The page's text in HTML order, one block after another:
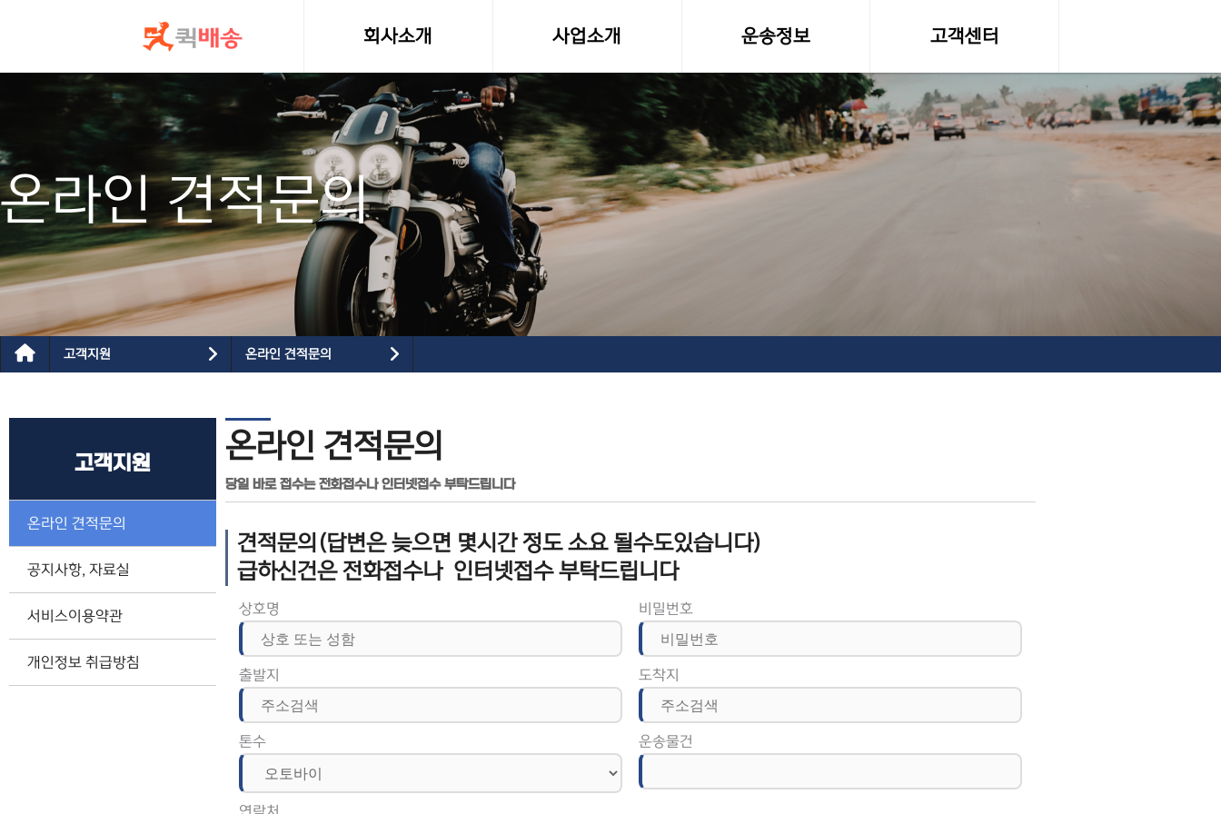
회사소개
인사말
사업소개
소형화물(다마스,라보)
전국화물운송
오토바이퀵사업부
전국당일연계배송
운송정보
화물차량제원
전국화물 운송료조회
화물운송 이용약관
고객센터
온라인 견적문의
공지사항, 자료실
온라인 견적문의
고객지원 온라인 견적문의
고객지원
온라인 견적문의
공지사항, 자료실
서비스이용약관
개인정보 취급방침
온라인 견적문의
당일 바로 접수는 전화접수나 인터넷접수 부탁드립니다
견적문의(답변은 늦으면 몇시간 정도 소요 될수도있습니다)
급하신건은 전화접수나 인터넷접수 부탁드립니다
상호명 비밀번호
출발지 도착지
톤수 운송물건